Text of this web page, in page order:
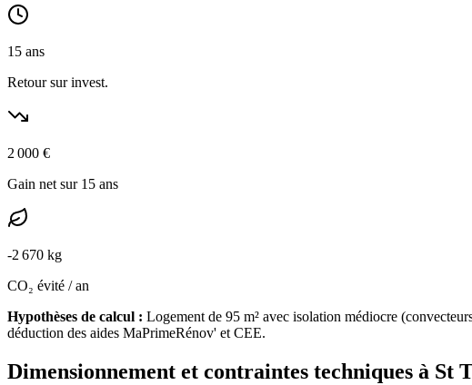
15 ans
Retour sur invest.
2 000 €
Gain net sur 15 ans
-2 670 kg
CO₂ évité / an
Hypothèses de calcul : Logement de 95 m² avec isolation médiocre (
déduction des aides MaPrimeRénov' et CEE.
Dimensionnement et contraintes techniques à St